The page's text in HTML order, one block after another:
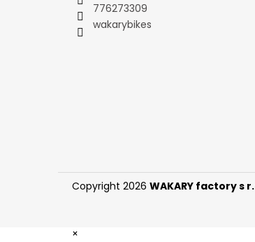
776273309
wakarybikes
Copyright 2026 WAKARY factory s
×